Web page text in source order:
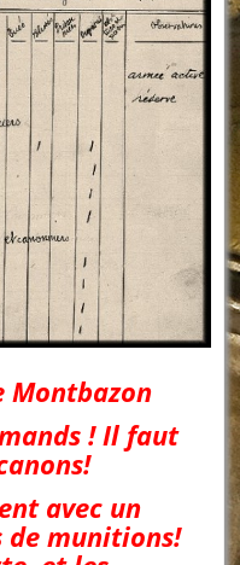
Montbazon
! Il faut
avec un
de munitions!